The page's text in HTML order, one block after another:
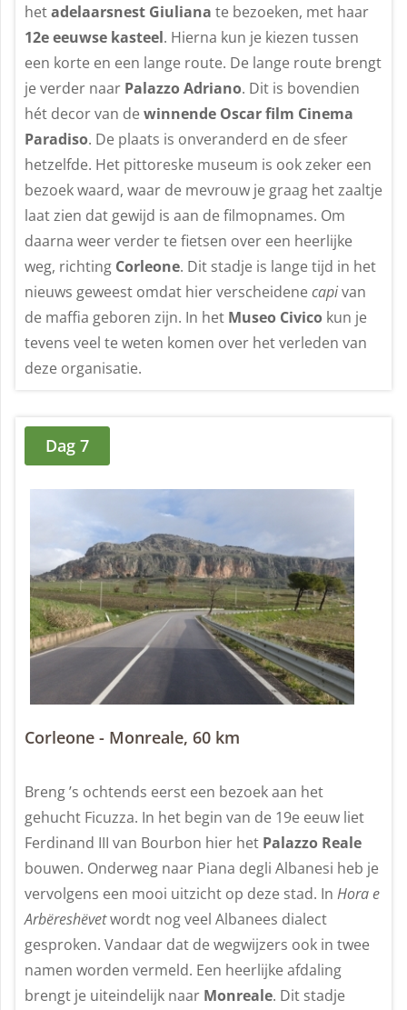
hetadelaarsnest Giuliana te bezoeken, met haar
12e eeuwse kasteel. Hierna kun je kiezen tussen
een korte en een lange route. De lange route brengt
je verder naar Palazzo Adriano. Dit is bovendien
hét decor van dewinnende Oscar film Cinema
Paradiso. De plaats is onveranderd en de sfeer
hetzelfde. Het pittoreske museum is ook zeker een
bezoek waard, waar de mevrouw je graag het zaaltje
laat zien dat gewijd is aan de filmopnames. Om
daarna weer verder te fietsen over een heerlijke
weg, richting Corleone. Dit stadje is lange tijd in het
nieuws geweest omdat hier verscheidenecapivan
de maffia geboren zijn. In het Museo Civico kun je
tevens veel te weten komen over het verleden van
deze organisatie.
Dag 7
Corleone - Monreale, 60 km
Breng ’s ochtends eerst een bezoek aan het
gehucht Ficuzza. In het begin van de 19e eeuw liet
Ferdinand III van Bourbon hier het Palazzo Reale
bouwen. Onderweg naar Piana degli Albanesi heb je
vervolgens een mooi uitzicht op deze stad. In Hora e
Arbëreshëvetwordt nog veel Albanees dialect
gesproken. Vandaar dat de wegwijzers ook in twee
namen worden vermeld. Een heerlijke afdaling
brengt je uiteindelijk naar Monreale. Dit stadje